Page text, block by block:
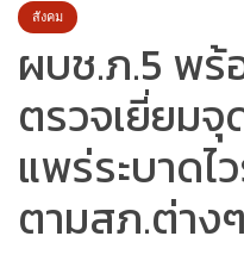
สังคม
ผบช.ภ.5 พ
ตรวจเยี่ยม
แพร่ระบาดไ
ตามสภ.ต่างๆ